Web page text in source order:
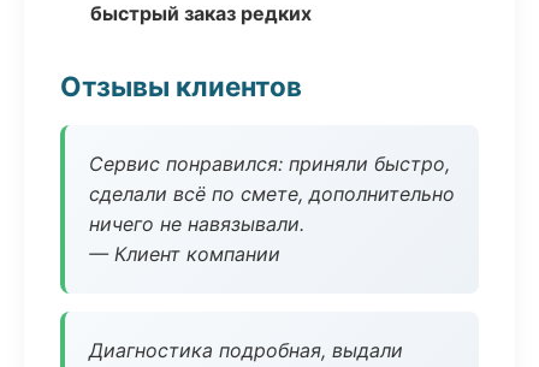
быстрый заказ редких
Отзывы клиентов
Сервис понравился: приняли быстро,
сделали всё по смете, дополнительно
ничего не навязывали.
— Клиент компании
Диагностика подробная, выдали